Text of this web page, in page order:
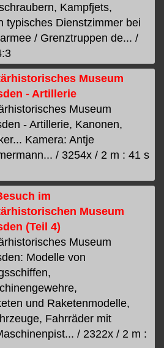
Kampfjets,
typisches Dienstzimmer bei
/ Grenztruppen de... /
Museum
- Artillerie
Museum
- Artillerie, Kanonen,
Kamera: Antje
/ 3254x / 2 m : 41 s
im
Museum
(Teil 4)
Museum
Modelle von
und Raketenmodelle,
Fahrräder mit
/ 2322x / 2 m :